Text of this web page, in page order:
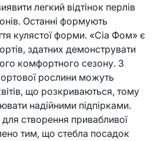
легкий відтінок перлів
Останні формують
кулястої форми. «Сіа Фом» є
здатних демонструвати
комфортного сезону. З
рослини можуть
що розкриваються, тому
надійними підпірками.
для створення привабливої
тим, що стебла посадок